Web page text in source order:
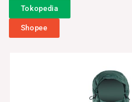
Tokopedia
Shopee